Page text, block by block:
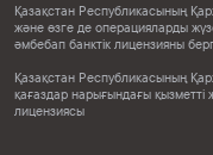
Қазақстан Республикасының
және өзге де операцияларды
әмбебап банктік лицензияны
Қазақстан Республикасының
қағаздар нарығындағы
лицензиясы